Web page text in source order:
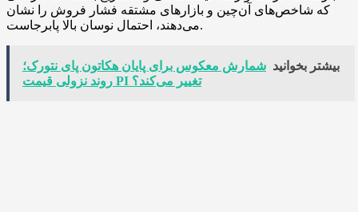
که شاخص‌های آن‌چین و بازارهای مشتقه فشار فروش را نشان
می‌دهند، احتمال نوسان بالا پابرجاست.
بیشتر بخوانید شمارش‌ معکوس برای پایان هکاتون پای نتورک؛
روند نزولی قیمت PI تغییر می‌کند؟